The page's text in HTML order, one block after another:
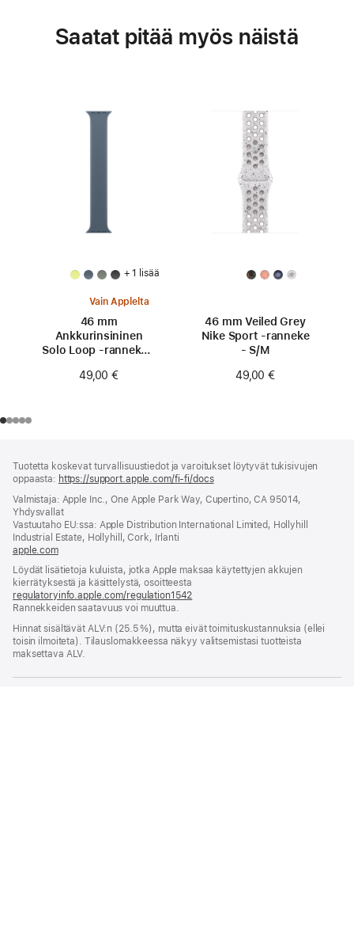
Saatat pitää myös näistä
+ 1 lisää
Vain Applelta
46 mm
Ankkurinsininen
Solo Loop ‑ranneke -
49,00 €
46 mm Veiled Grey
Nike Sport ‑ranneke
- S/M
49,00 €
Tuotetta koskevat turvallisuustiedot ja varoitukset löytyvät tukisivujen
oppaasta: https://support.apple.com/fi-fi/docs(avautuu
ikkunaan)
Valmistaja: Apple Inc., One Apple Park Way, Cupertino, CA 95014,
Yhdysvallat
Vastuutaho EU:ssa: Apple Distribution International Limited, Hollyhill
Industrial Estate, Hollyhill, Cork, Irlanti
apple.com(avautuu
uuteen
ikkunaan)
Löydät lisätietoja kuluista, jotka Apple maksaa käytettyjen akkujen
kierrätyksestä ja käsittelystä, osoitteesta
regulatoryinfo.apple.com/regulation1542
Rannekkeiden saatavuus voi muuttua.
Hinnat sisältävät ALV:n (25.5 %), mutta eivät toimitus­kustannuksia (ellei
toisin ilmoiteta). Tilauslomakkeessa näkyy valitsemistasi tuotteista
maksettava ALV.